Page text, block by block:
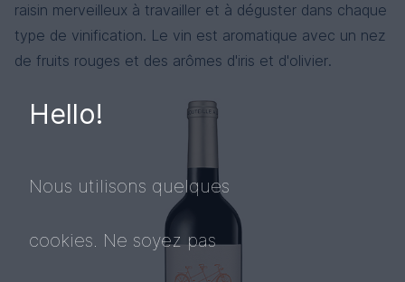
raisin merveilleux à travailler et à déguster dans chaque
type de vinification. Le vin est aromatique avec un nez
de fruits rouges et des arômes d'iris et d'olivier.
Hello!
Nous utilisons quelques
cookies. Ne soyez pas